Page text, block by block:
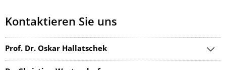
Kontaktieren Sie uns
Prof. Dr. Oskar Hallatschek